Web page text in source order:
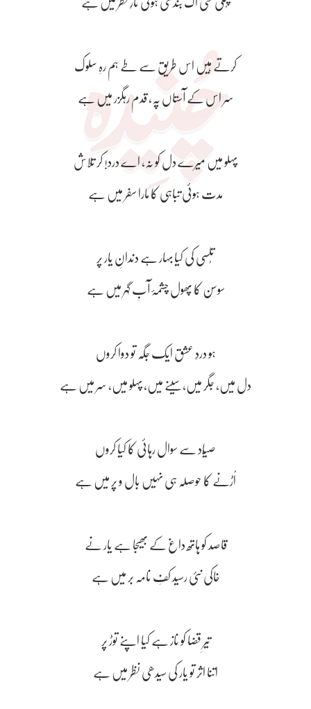
پُتلی سی اک بندھی ہوئی تارِ نظر میں ہے
کرتے ہیں اس طریق سے طے ہم رہِ سلوک
سر اس کے آستاں پہ، قدم رہگزر میں ہے
پہلو میں میرے دل کو نہ، اے درد! کر تلاش
مدت ہوئی تباہی کا مارا سفر میں ہے
تُلسی کی کیا بہار ہے دندانِ یار پر
سوسن کا پھول چشمۂ آبِ گہر میں ہے
ہو دردِ عشق ایک جگہ تو دوا کروں
دل میں، جگر میں، سینے میں، پہلو میں، سر میں ہے
صیّاد سے سوال رہائی کا کیا کروں
اُڑنے کا حوصلہ ہی نہیں بال و پر میں ہے
قاصد کو ہاتھ داغ کے بھیجا ہے یار نے
خاکی نئی رسید کفِ نامہ بر میں ہے
تیرِ قضا کو ناز ہے کیا اپنے توڑ پر
اتنا اثر تو یار کی سیدھی نظر میں ہے